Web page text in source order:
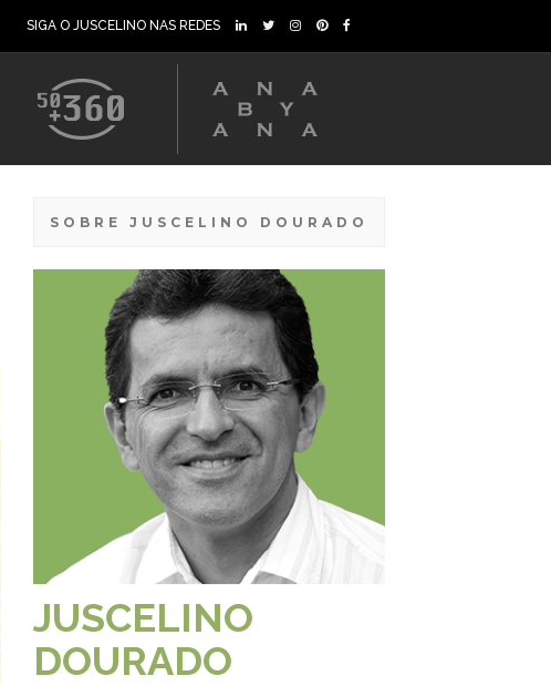
SIGA O JUSCELINO NAS REDES
SOBRE JUSCELINO DOURADO
JUSCELINO
DOURADO